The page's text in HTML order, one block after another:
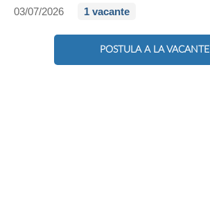
03/07/2026
1 vacante
POSTULA A LA VACANTE